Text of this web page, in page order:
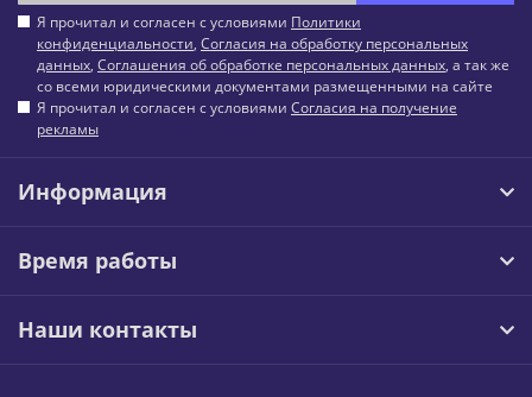
Я прочитал и согласен с условиями Политики
конфиденциальности, Согласия на обработку персональных
данных, Соглашения об обработке персональных данных, а так же
со всеми юридическими документами размещенными на сайте
Я прочитал и согласен с условиями Согласия на получение
рекламы
Информация
Время работы
Наши контакты